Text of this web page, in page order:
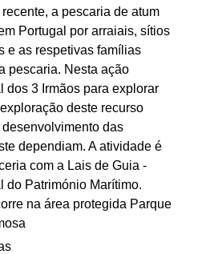
a pescaria de atum
Portugal por arraiais, sítios
e as respetivas famílias
pescaria. Nesta ação
dos 3 Irmãos para explorar
deste recurso
das
dependiam. A atividade é
com a Lais de Guia -
do Património Marítimo.
na área protegida Parque